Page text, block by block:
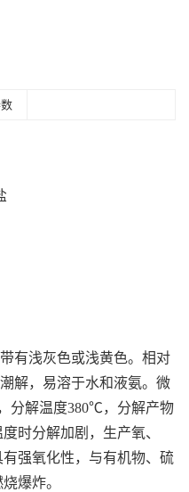
有浅灰色或浅黄色。相对
解，易溶于水和液氨。微
分解温度380℃，分解产物
时分解加剧，生产氧、
强氧化性，与有机物、硫
爆炸。